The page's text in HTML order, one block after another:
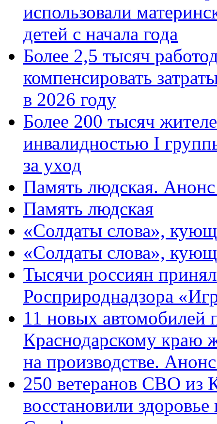
использовали
детей с начала года
Более 2,5 тысяч
компенсировать
в 2026 году
Более 200 тысяч
инвалидностью I
за уход
Память людская.
Память людская
«Солдаты слова»,
«Солдаты слова»,
Тысячи россиян
Росприроднадзора
11 новых автомобилей
Краснодарскому краю
на производстве.
250 ветеранов СВО из
восстановили